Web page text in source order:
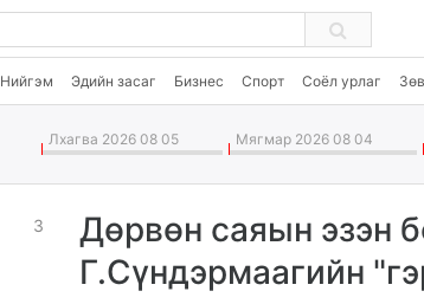
Нийгэм Эдийн засаг Бизнес Спорт Соёл урлаг
Лхагва 2026 08 05 Мягмар 2026 08 04
3
Дөрвөн саяын эзэн
Г.Сүндэрмаагийн